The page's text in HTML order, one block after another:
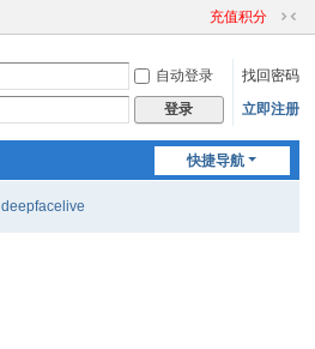
充值积分
切
到
窄
自动登录
找回密码
登录 立即注册
快捷导航
deepfacelive